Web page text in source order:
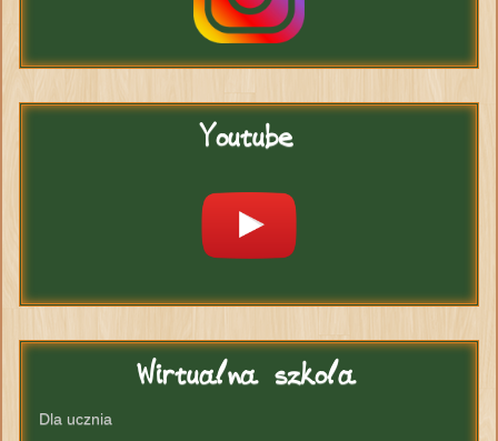
Youtube
Wirtualnaszkola
Dla ucznia